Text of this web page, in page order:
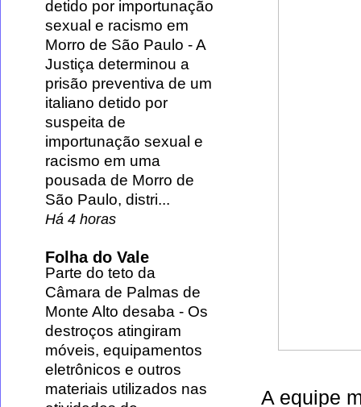
A equipe
detido por importunação
sexual e racismo em
Morro de São Paulo -A
Justiça determinou a
prisão preventiva de um
italiano detido por
suspeita de
importunação sexual e
racismo em uma
pousada de Morro de
São Paulo, distri...
Há 4 horas
Folha do Vale
Parte do teto da
Câmara de Palmas de
Monte Alto desaba - Os
destroços atingiram
móveis, equipamentos
eletrônicos e outros
materiais utilizados nas